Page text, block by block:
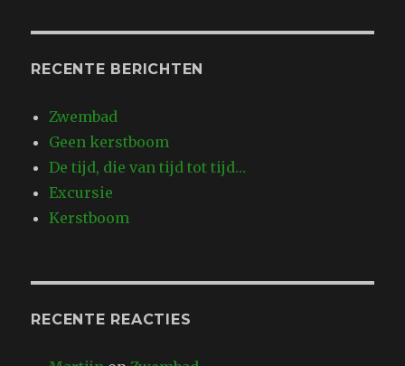
RECENTE BERICHTEN
Zwembad
Geen kerstboom
De tijd, die van tijd tot tijd…
Excursie
Kerstboom
RECENTE REACTIES